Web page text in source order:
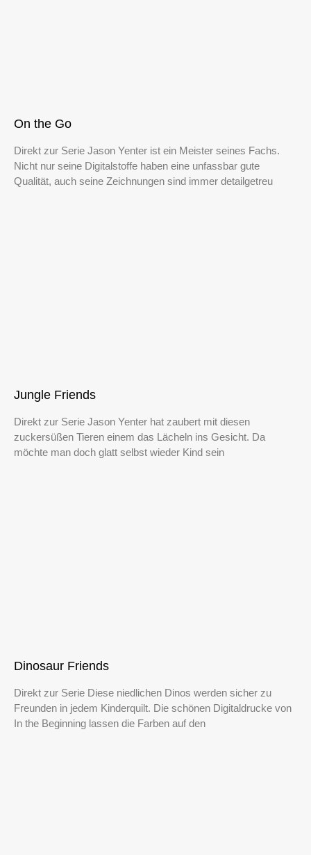
On the Go
Direkt zur Serie Jason Yenter ist ein Meister seines Fachs.
Nicht nur seine Digitalstoffe haben eine unfassbar gute
Qualität, auch seine Zeichnungen sind immer detailgetreu
Jungle Friends
Direkt zur Serie Jason Yenter hat zaubert mit diesen
zuckersüßen Tieren einem das Lächeln ins Gesicht. Da
möchte man doch glatt selbst wieder Kind sein
Dinosaur Friends
Direkt zur Serie Diese niedlichen Dinos werden sicher zu
Freunden in jedem Kinderquilt. Die schönen Digitaldrucke von
In the Beginning lassen die Farben auf den